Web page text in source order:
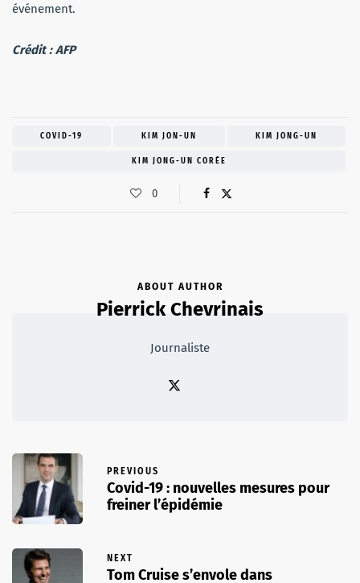
événement.
Crédit : AFP
COVID-19 KIM JON-UN KIM JONG-UN
KIM JONG-UN CORÉE
0
ABOUT AUTHOR
Pierrick Chevrinais
Journaliste
PREVIOUS
Covid-19 : nouvelles mesures pour
freiner l’épidémie
NEXT
Tom Cruise s’envole dans